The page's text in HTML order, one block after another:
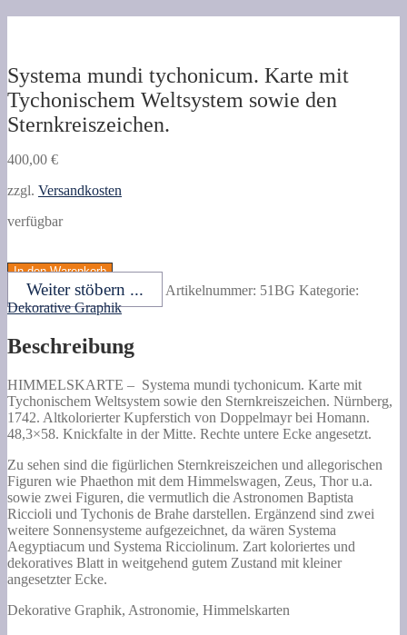
Systema mundi tychonicum. Karte mit
Tychonischem Weltsystem sowie den
Sternkreiszeichen.
400,00 €
zzgl. Versandkosten
verfügbar
mundi
tychonicum.
Karte
mit
Weltsystem
den
Sternkreiszeichen.
Menge
In den Warenkorb
Weiter stöbern ... Artikelnummer: 51BG Kategorie:
Dekorative Graphik
Beschreibung
HIMMELSKARTE – Systema mundi tychonicum. Karte mit
Tychonischem Weltsystem sowie den Sternkreiszeichen. Nürnberg,
1742. Altkolorierter Kupferstich von Doppelmayr bei Homann.
48,3×58. Knickfalte in der Mitte. Rechte untere Ecke angesetzt.
Zu sehen sind die figürlichen Sternkreiszeichen und allegorischen
Figuren wie Phaethon mit dem Himmelswagen, Zeus, Thor u.a.
sowie zwei Figuren, die vermutlich die Astronomen Baptista
Riccioli und Tychonis de Brahe darstellen. Ergänzend sind zwei
weitere Sonnensysteme aufgezeichnet, da wären Systema
Aegyptiacum und Systema Ricciolinum. Zart koloriertes und
dekoratives Blatt in weitgehend gutem Zustand mit kleiner
angesetzter Ecke.
Dekorative Graphik, Astronomie, Himmelskarten